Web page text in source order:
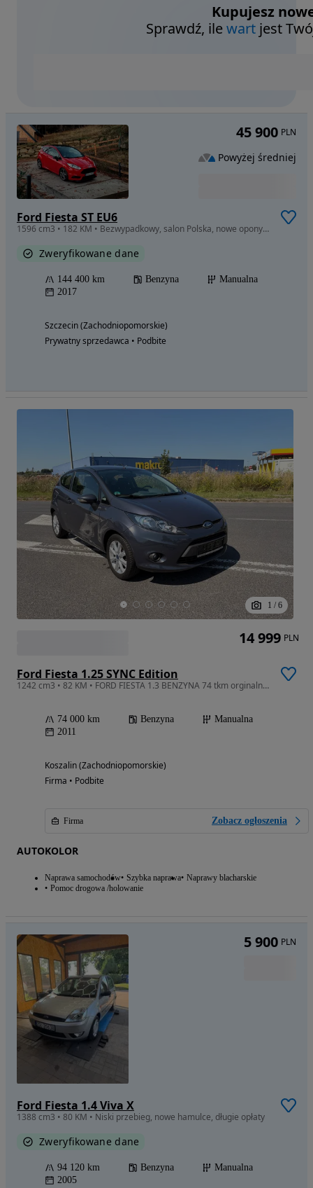
Kupujesz
Sprawdź, ilewart jest
Ford Fiesta ST EU6
1596 cm3 • 182 KM • Bezwypadkowy, salon Polska, nowe opony oraz świeżo wymieniony rozrząd
Zweryfikowane dane
144 400 km Benzyna
Manualna
2017
Szczecin (Zachodniopomorskie)
Prywatny sprzedawca • Podbite
45 900 PLN
Powyżej średniej
1 / 6
Ford Fiesta 1.25 SYNC Edition
1242 cm3 • 82 KM • FORD FIESTA 1.3 BENZYNA 74 tkm orginalny przebieg
74 000 km Benzyna
Manualna
2011
Koszalin (Zachodniopomorskie)
Firma • Podbite
Firma Zobacz ogłoszenia
AUTOKOLOR
Naprawa samochodów Szybka naprawa Naprawy blacharskie
Pomoc drogowa /holowanie
14 999 PLN
Ford Fiesta 1.4 Viva X
1388 cm3 • 80 KM • Niski przebieg, nowe hamulce, długie opłaty
Zweryfikowane dane
94 120 km Benzyna
Manualna
2005
5 900 PLN